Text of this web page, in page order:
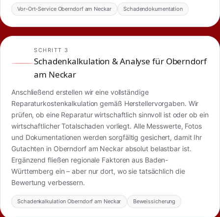
Vor-Ort-Service Oberndorf am Neckar Schadendokumentation
SCHRITT 3
Schadenkalkulation & Analyse für Oberndorf
am Neckar
Anschließend erstellen wir eine vollständige
Reparaturkostenkalkulation gemäß Herstellervorgaben. Wir
prüfen, ob eine Reparatur wirtschaftlich sinnvoll ist oder ob ein
wirtschaftlicher Totalschaden vorliegt. Alle Messwerte, Fotos
und Dokumentationen werden sorgfältig gesichert, damit Ihr
Gutachten in Oberndorf am Neckar absolut belastbar ist.
Ergänzend fließen regionale Faktoren aus Baden-
Württemberg ein – aber nur dort, wo sie tatsächlich die
Bewertung verbessern.
Schadenkalkulation Oberndorf am Neckar Beweissicherung